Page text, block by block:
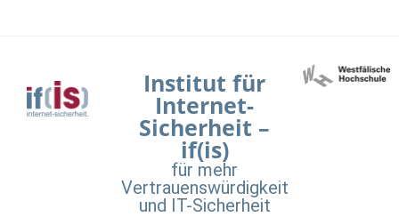
Institut für
Internet-
Sicherheit –
if(is)
für mehr
Vertrauenswürdigkeit
und IT-Sicherheit